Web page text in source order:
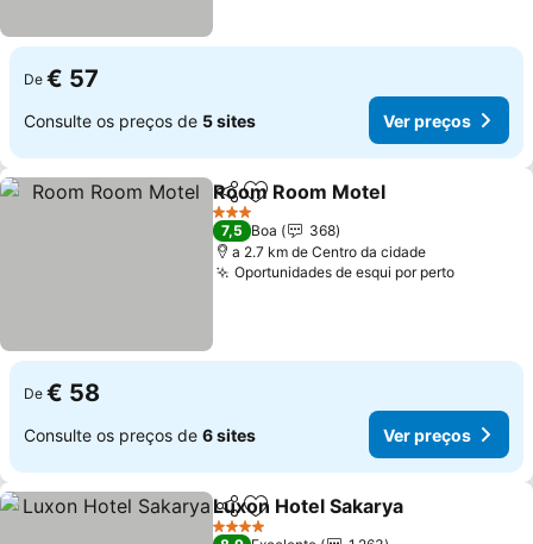
De € 57
Consulte os preços de 5 sites Ver preços
PartilharAdicionar aos favoritos
Room Room Motel
3 Estrelas
7,5 Boa
368
a 2.7 km de Centro da cidade
Oportunidades de esqui por pertoVer
De € 58
Consulte os preços de 6 sites Ver preços
PartilharAdicionar aos favoritos
Luxon Hotel Sakarya
4 Estrelas